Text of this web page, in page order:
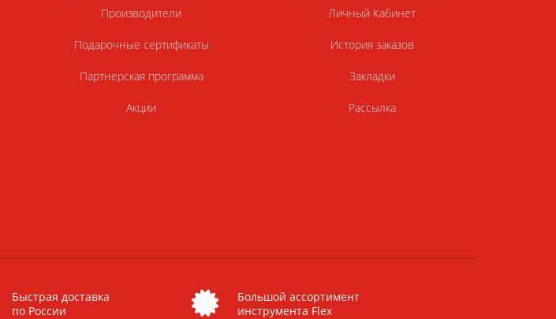
Производители
Подарочные сертификаты
Партнерская программа
Акции
Личный Кабинет
История заказов
Закладки
Рассылка
Быстрая доставка
по России
Большой ассортимент
инструмента Flex